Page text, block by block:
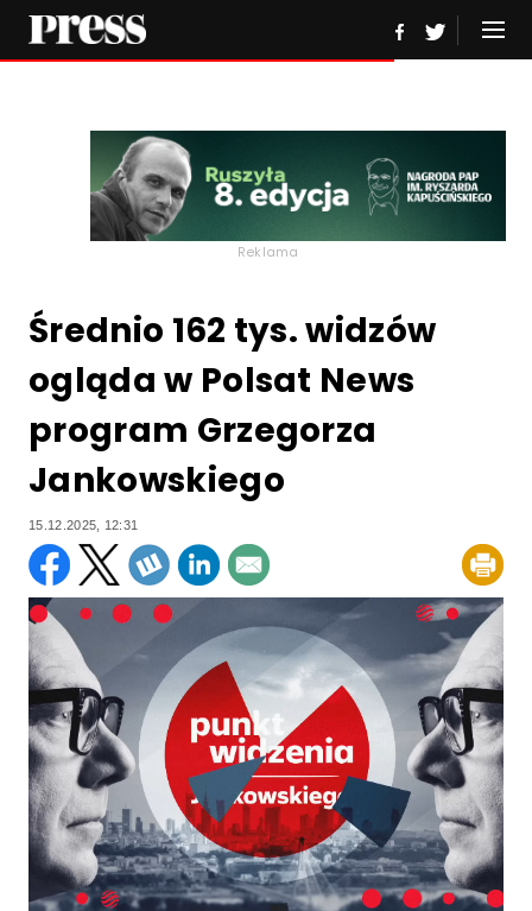
Reklama
Średnio 162 tys. widzów
ogląda w Polsat News
program Grzegorza
Jankowskiego
15.12.2025, 12:31